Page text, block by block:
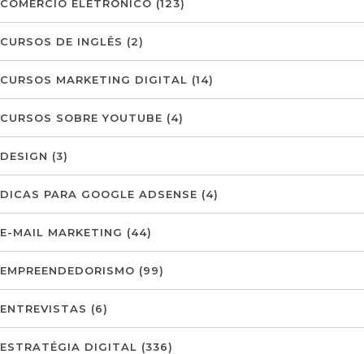
COMÉRCIO ELETRÓNICO (123)
CURSOS DE INGLÊS (2)
CURSOS MARKETING DIGITAL (14)
CURSOS SOBRE YOUTUBE (4)
DESIGN (3)
DICAS PARA GOOGLE ADSENSE (4)
E-MAIL MARKETING (44)
EMPREENDEDORISMO (99)
ENTREVISTAS (6)
ESTRATÉGIA DIGITAL (336)